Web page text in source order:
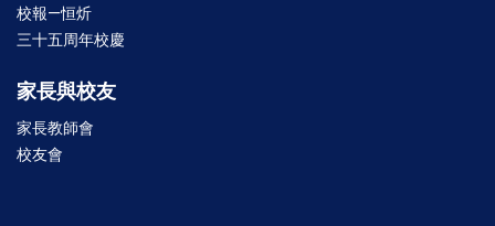
校報—恒炘
三十五周年校慶
家長與校友
家長教師會
校友會